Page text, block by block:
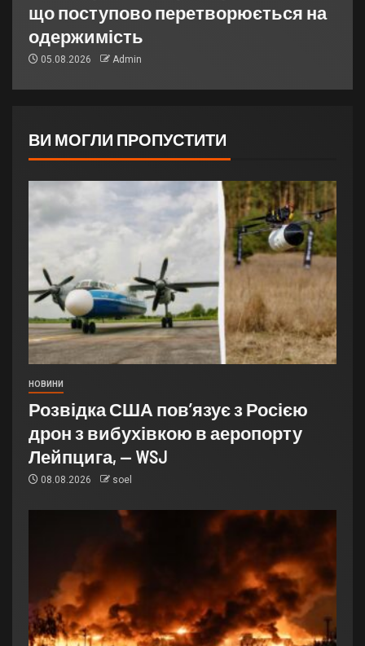
що поступово перетворюється на
одержимість
05.08.2026 Admin
ВИ МОГЛИ ПРОПУСТИТИ
НОВИНИ
Розвідка США пов’язує з Росією
дрон з вибухівкою в аеропорту
Лейпцига, — WSJ
08.08.2026 soel